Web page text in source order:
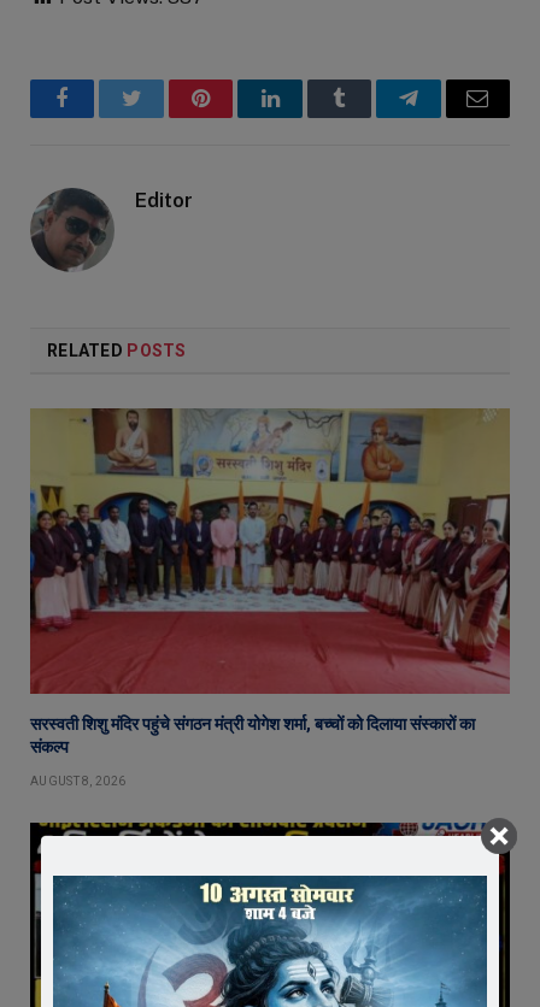
FacebookTwitter PinterestLinkedInTumblr TelegramEmail
Editor
RELATED POSTS
सरस्वती शिशु मंदिर पहुंचे संगठन मंत्री योगेश शर्मा, बच्चों को दिलाया संस्कारों का
संकल्प
AUGUST 8, 2026